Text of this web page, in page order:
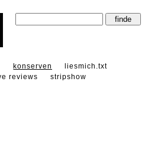
konserven
liesmich.txt
reviews
stripshow